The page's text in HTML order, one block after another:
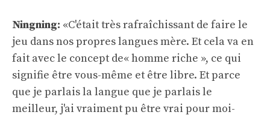
Ningning: «C'était très rafraîchissant de faire le
jeu dans nos propres langues mère. Et cela va en
fait avec le concept de« homme riche », ce qui
signifie être vous-même et être libre. Et parce
que je parlais la langue que je parlais le
meilleur, j'ai vraiment pu être vrai pour moi-